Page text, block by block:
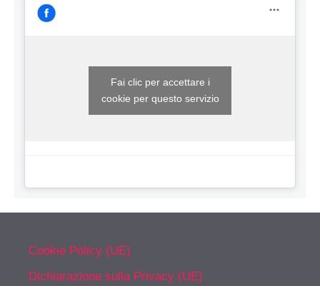
Fai clic per accettare i
cookie per questo servizio
Cookie Policy (UE)
Dichiarazione sulla Privacy (UE)